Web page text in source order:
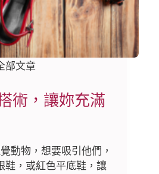
部文章
術，讓妳充滿
動物，想要吸引他們，
鞋，或紅色平底鞋，讓